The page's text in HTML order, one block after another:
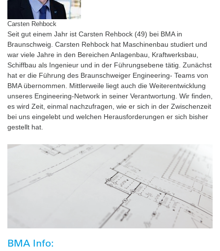
Carsten Rehbock
Seit gut einem Jahr ist Carsten Rehbock (49) bei BMA in
Braunschweig. Carsten Rehbock hat Maschinenbau studiert und
war viele Jahre in den Bereichen Anlagenbau, Kraftwerksbau,
Schiffbau als Ingenieur und in der Führungsebene tätig. Zunächst
hat er die Führung des Braunschweiger Engineering- Teams von
BMA übernommen. Mittlerweile liegt auch die Weiterentwicklung
unseres Engineering-Network in seiner Verantwortung. Wir finden,
es wird Zeit, einmal nachzufragen, wie er sich in der Zwischenzeit
bei uns eingelebt und welchen Herausforderungen er sich bisher
gestellt hat.
BMA Info: